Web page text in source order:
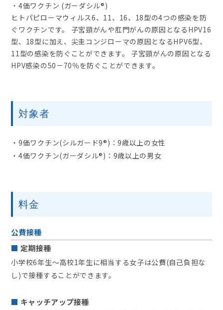
・4価ワクチン (ガーダシル®)
ヒトパピローマウィルス6、11、16、18型の4つの感染を防
ぐワクチンです。 子宮頸がんや肛門がんの原因となるHPV16
型、18型に加え、尖圭コンジローマの原因となるHPV6型、
11型の感染を防ぐことができます。 子宮頸がんの原因となる
HPV感染の50－70％を防ぐことができます。
対象者
・9価ワクチン(シルガード9®)：9歳以上の女性
・4価ワクチン(ガーダシル®)：9歳以上の男女
料金
公費接種
定期接種
小学校6年生～高校1年生に相当する女子は公費(自己負担な
し)で接種することができます。
キャッチアップ接種